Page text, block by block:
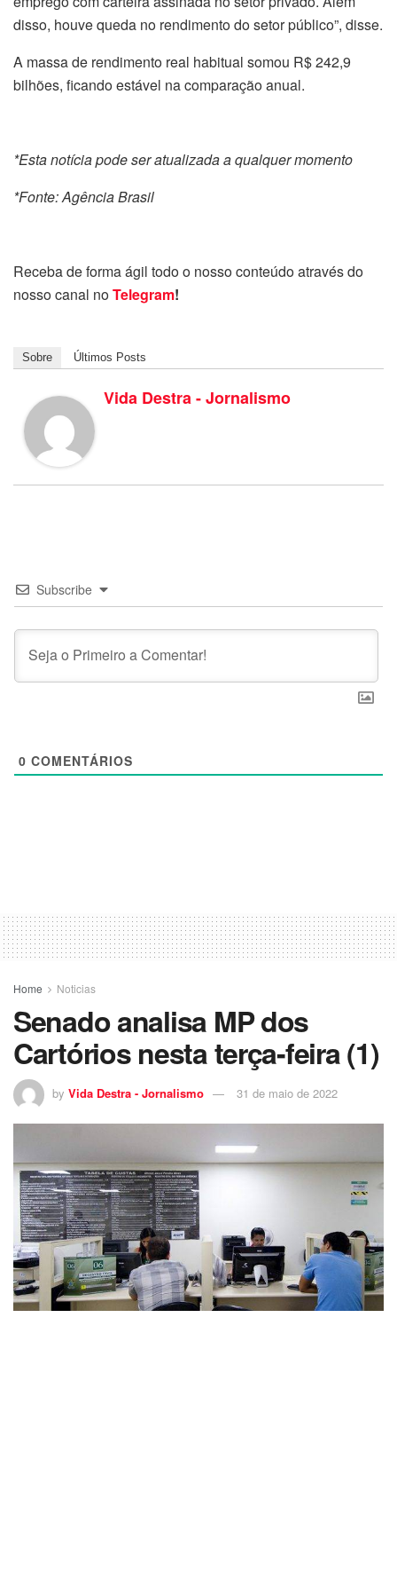
disso, houve queda no rendimento do setor público”, disse.
A massa de rendimento real habitual somou R$ 242,9
bilhões, ficando estável na comparação anual.
*Esta notícia pode ser atualizada a qualquer momento
*Fonte: Agência Brasil
Receba de forma ágil todo o nosso conteúdo através do
nosso canal noTelegram!
Sobre Últimos Posts
Vida Destra - Jornalismo
Subscribe
0 COMENTÁRIOS
Home Noticias
Senado analisa MP dos
Cartórios nesta terça-feira (1)
by Vida Destra - Jornalismo 31 de maio de 2022